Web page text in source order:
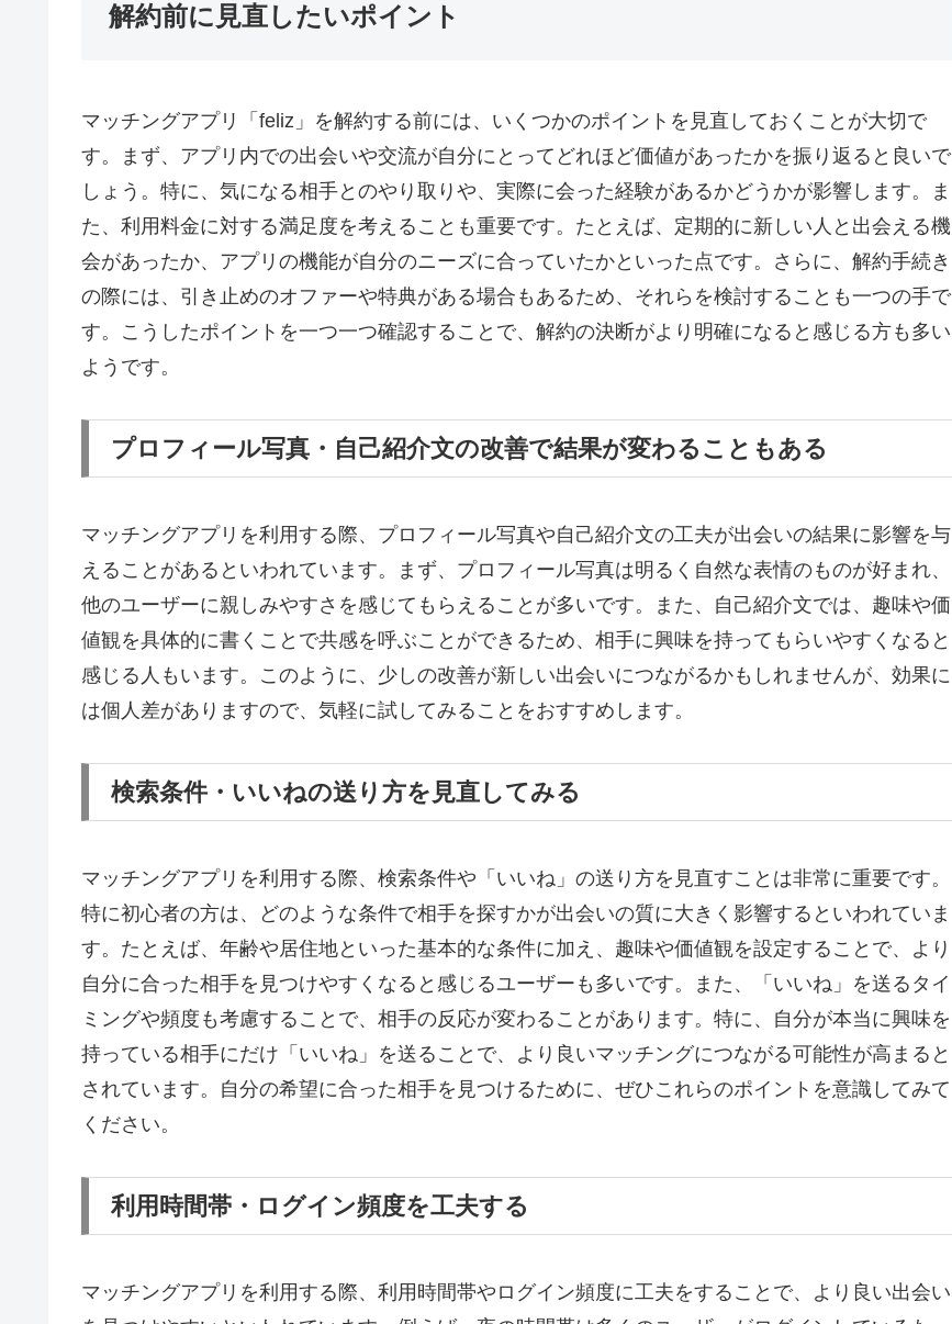
解約前に見直したいポイント
マッチングアプリ「feliz」を解約する前には、いくつかのポイントを見直しておくことが大切で
す。まず、アプリ内での出会いや交流が自分にとってどれほど価値があったかを振り返ると良いで
しょう。特に、気になる相手とのやり取りや、実際に会った経験があるかどうかが影響します。ま
た、利用料金に対する満足度を考えることも重要です。たとえば、定期的に新しい人と出会える機
会があったか、アプリの機能が自分のニーズに合っていたかといった点です。さらに、解約手続き
の際には、引き止めのオファーや特典がある場合もあるため、それらを検討することも一つの手で
す。こうしたポイントを一つ一つ確認することで、解約の決断がより明確になると感じる方も多い
ようです。
プロフィール写真・自己紹介文の改善で結果が変わることもある
マッチングアプリを利用する際、プロフィール写真や自己紹介文の工夫が出会いの結果に影響を与
えることがあるといわれています。まず、プロフィール写真は明るく自然な表情のものが好まれ、
他のユーザーに親しみやすさを感じてもらえることが多いです。また、自己紹介文では、趣味や価
値観を具体的に書くことで共感を呼ぶことができるため、相手に興味を持ってもらいやすくなると
感じる人もいます。このように、少しの改善が新しい出会いにつながるかもしれませんが、効果に
は個人差がありますので、気軽に試してみることをおすすめします。
検索条件・いいねの送り方を見直してみる
マッチングアプリを利用する際、検索条件や「いいね」の送り方を見直すことは非常に重要です。
特に初心者の方は、どのような条件で相手を探すかが出会いの質に大きく影響するといわれていま
す。たとえば、年齢や居住地といった基本的な条件に加え、趣味や価値観を設定することで、より
自分に合った相手を見つけやすくなると感じるユーザーも多いです。また、「いいね」を送るタイ
ミングや頻度も考慮することで、相手の反応が変わることがあります。特に、自分が本当に興味を
持っている相手にだけ「いいね」を送ることで、より良いマッチングにつながる可能性が高まると
されています。自分の希望に合った相手を見つけるために、ぜひこれらのポイントを意識してみて
ください。
利用時間帯・ログイン頻度を工夫する
マッチングアプリを利用する際、利用時間帯やログイン頻度に工夫をすることで、より良い出会い